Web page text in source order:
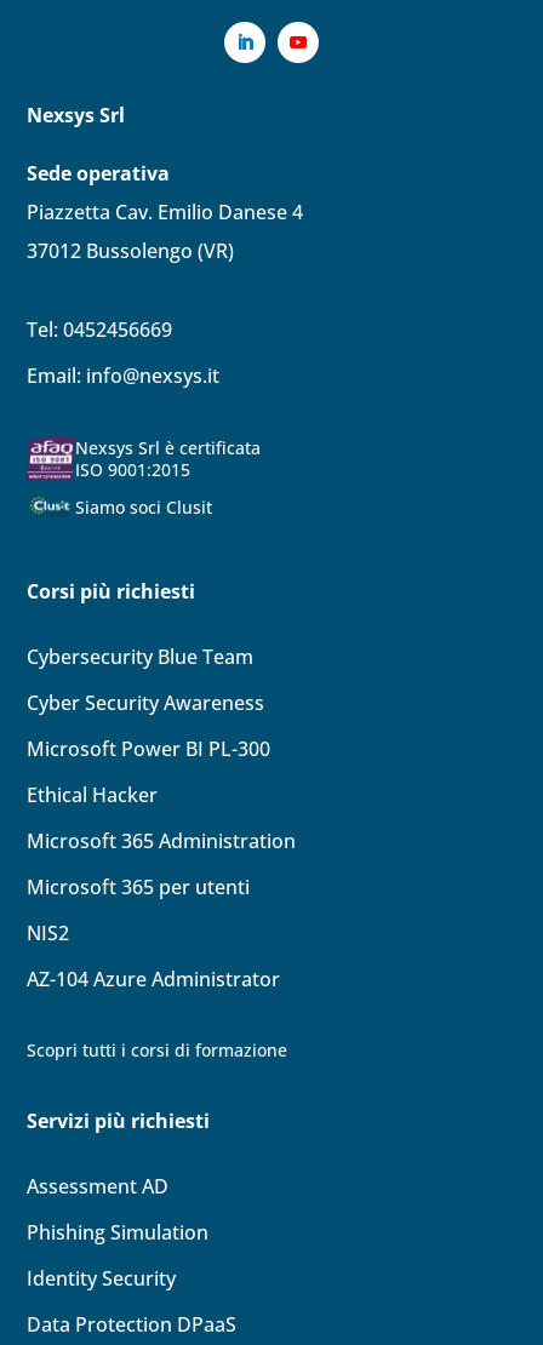
Nexsys Srl
Sede operativa
Piazzetta Cav. Emilio Danese 4
37012 Bussolengo (VR)
Tel: 0452456669
Email: info@nexsys.it
Nexsys Srl è certificata
ISO 9001:2015
Siamo soci Clusit
Corsi più richiesti
Cybersecurity Blue Team
Cyber Security Awareness
Microsoft Power BI PL-300
Ethical Hacker
Microsoft 365 Administration
Microsoft 365 per utenti
NIS2
AZ-104Azure Administrator
Scopri tutti i corsi di formazione
Servizi più richiesti
Assessment AD
Phishing Simulation
IdentitySecurity
Data Protection DPaaS